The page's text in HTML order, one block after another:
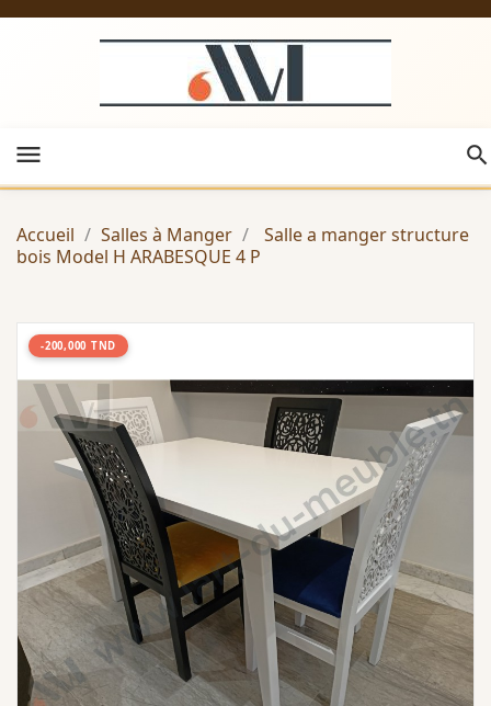
menu
Accueil Salles à Manger
Salle a manger structure
bois Model H ARABESQUE 4 P
-200,000 TND